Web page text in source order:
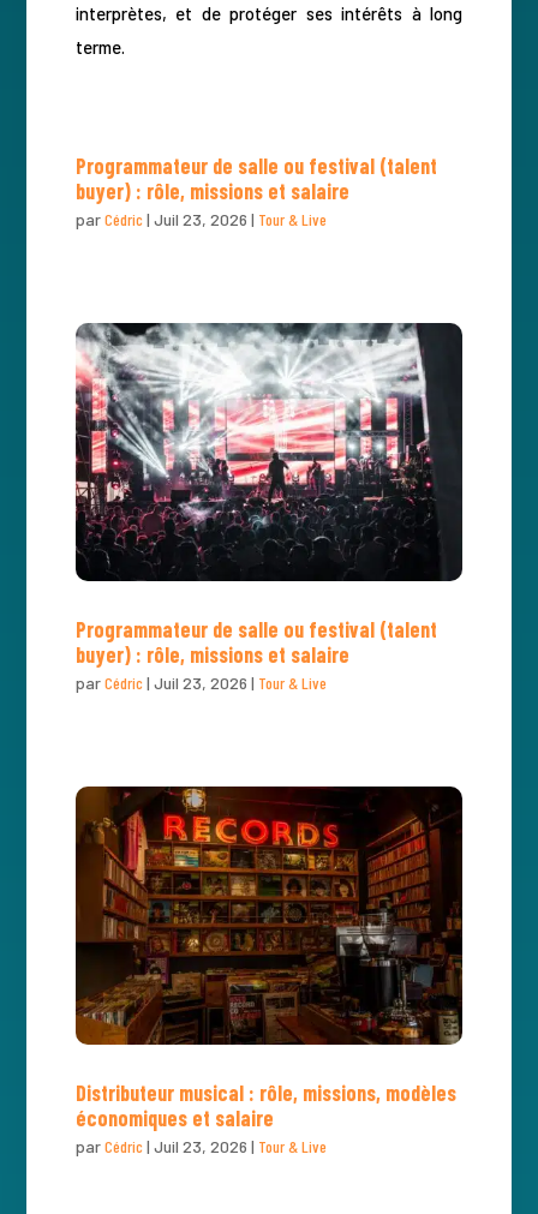
interprètes, et de protéger ses intérêts à long
terme.
Programmateur de salle ou festival (talent
buyer) : rôle, missions et salaire
parCédric| Juil 23, 2026 | Tour & Live
Programmateur de salle ou festival (talent
buyer) : rôle, missions et salaire
parCédric| Juil 23, 2026 | Tour & Live
Distributeur musical : rôle, missions, modèles
économiques et salaire
parCédric| Juil 23, 2026 | Tour & Live